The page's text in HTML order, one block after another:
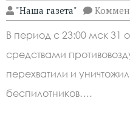
"Наша газета"
В период с 23:00 мск 31
средствами
перехватили и
беспилотников….